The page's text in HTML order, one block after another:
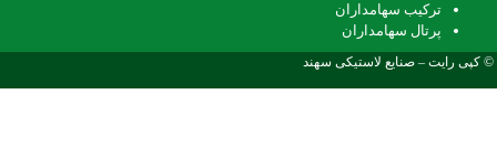
ترکیب سهامداران
پرتال سهامداران
© کپی رایت – صنایع لاستیکی سهند